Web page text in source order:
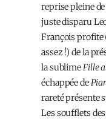
reprise pleine
juste disparu
François profite
assez !) de la
la sublimeFille
échappée de
rareté présente
Les soufflets